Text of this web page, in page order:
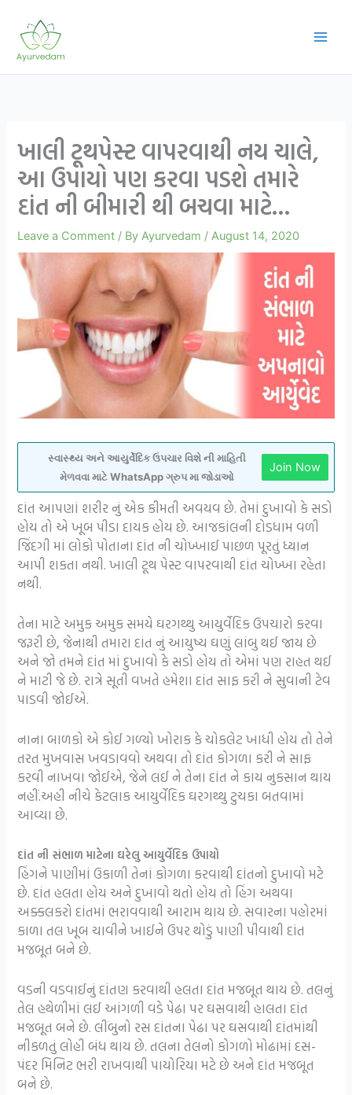
content
ખાલી ટૂથપેસ્ટ વાપરવાથી નય ચાલે,
આ ઉપાયો પણ કરવા પડશે તમારે
દાંત ની બીમારી થી બચવા માટે…
Leave a Comment / ByAyurvedam /August 14, 2020
સ્વાસ્થ્ય અને આયુર્વેદિક ઉપચાર વિશે ની માહિતી
મેળવવા માટે WhatsApp ગ્રુપ મા જોડાઓ
Join Now
દાંત આપણાં શરીર નું એક કીમતી અવયવ છે. તેમાં દુખાવો કે સડો
હોય તો એ ખૂબ પીડા દાયક હોય છે. આજકાંલની દોડધામ વળી
જિંદગી માં લોકો પોતાના દાંત ની ચોખ્ખાઈ પાછળ પૂરતું ધ્યાન
આપી શકતા નથી. ખાલી ટૂથ પેસ્ટ વાપરવાથી દાંત ચોખ્ખા રહેતા
નથી.
તેના માટે અમુક અમુક સમયે ઘરગથ્થુ આયુર્વેદિક ઉપચારો કરવા
જરૂરી છે, જેનાથી તમારા દાંત નું આયુષ્ય ઘણું લાંબુ થઈ જાય છે
અને જો તમને દાંત માં દુખાવો કે સડો હોય તો એમાં પણ રાહત થઈ
ને માટી જે છે. રાત્રે સૂતી વખતે હમેશા દાંત સાફ કરી ને સુવાની ટેવ
પાડવી જોઈએ.
નાના બાળકો એ કોઈ ગળ્યો ખોરાક કે ચોકલેટ ખાધી હોય તો તેને
તરત મુખવાસ ખવડાવવો અથવા તો દાંત કોગળા કરી ને સાફ
કરવી નાખવા જોઈએ, જેને લઈ ને તેના દાંત ને કાય નુકસાન થાય
નહીં.અહી નીચે કેટલાક આયુર્વેદિક ઘરગથ્થુ ટુચકા બતવામાં
આવ્યા છે.
દાંત ની સંભાળ માટેના ઘરેલુ આયુર્વેદિક ઉપાયો
હિંગને પાણીમાં ઉકાળી તેનાં કોગળા કરવાથી દાંતનો દુખાવો મટે
છે. દાંત હલતા હોય અને દુખાવો થતો હોય તો હિંગ અથવા
અક્કલકરો દાંતમાં ભરાવવાથી આરામ થાય છે. સવારના પહોરમાં
કાળા તલ ખૂબ ચાવીને ખાઈને ઉપર થોડું પાણી પીવાથી દાંત
મજબૂત બને છે.
વડની વડવાઈનું દાંતણ કરવાથી હલતા દાંત મજબૂત થાય છે. તલનું
તેલ હથેળીમાં લઈ આંગળી વડે પેઢા પર ઘસવાથી હાલતા દાંત
મજબૂત બને છે. લીંબુનો રસ દાંતના પેઢા પર ઘસવાથી દાંતમાંથી
નીકળતું લોહી બંધ થાય છે. તલના તેલનો કોગળો મોઢામાં દસ-
પંદર મિનિટ ભરી રાખવાથી પાયોરિયા મટે છે અને દાંત મજબૂત
બને છે.